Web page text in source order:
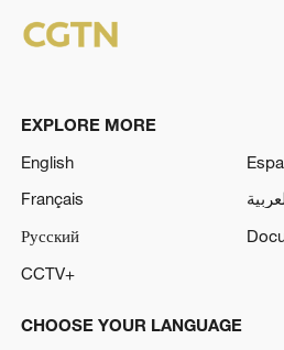
EXPLORE MORE
English
Français
Русский
CCTV+
CHOOSE YOUR LANGUAGE